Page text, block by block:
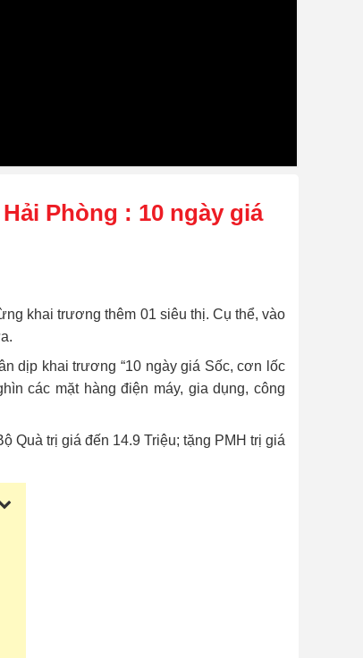
Phòng : 10 ngày giá
khai trương thêm 01 siêu thị. Cụ thể, vào
dịp khai trương “10 ngày giá Sốc, cơn lốc
các mặt hàng điện máy, gia dụng, công
Quà trị giá đến 14.9 Triệu; tặng PMH trị giá